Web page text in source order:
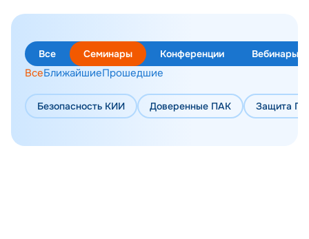
О компании
Программное обеспечение
Мероприятия
Блог
Все Семинары Конференции Вебинары
ВсеБлижайшиеПрошедшие
Безопасность КИИ Доверенные ПАК Защита